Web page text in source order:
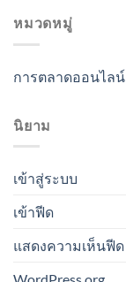
หมวดหมู่
การตลาดออนไลน์
นิยาม
เข้าสู่ระบบ
เข้าฟีด
แสดงความเห็นฟีด